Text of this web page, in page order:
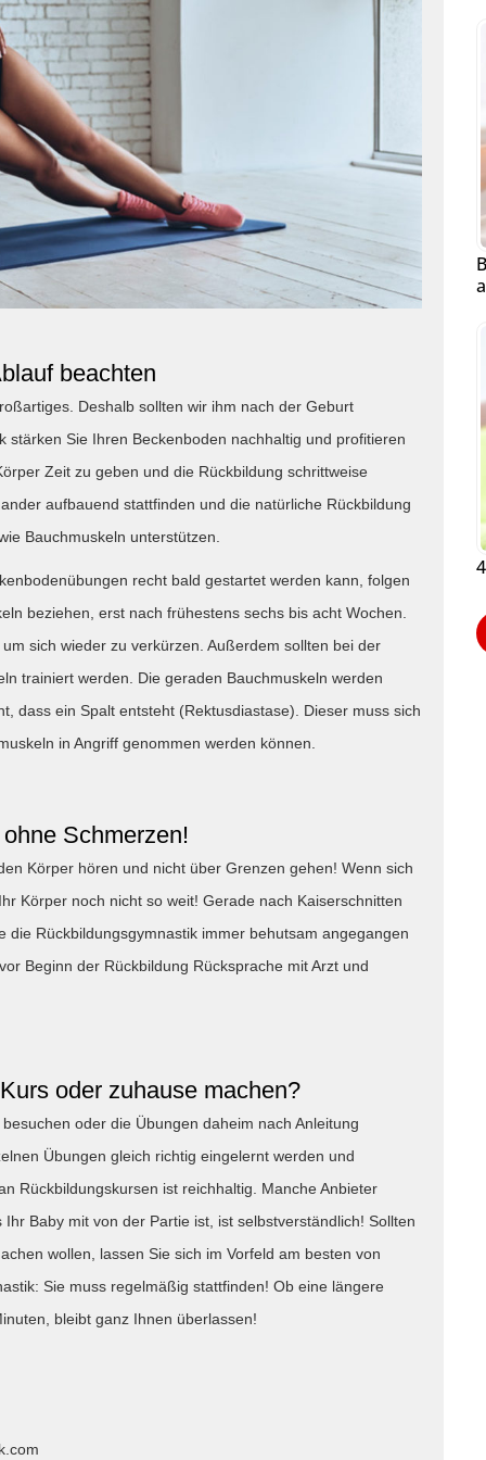
beachten
Deshalb sollten wir ihm nach der Geburt
Sie Ihren Beckenboden nachhaltig und profitieren
Zeit zu geben und die Rückbildung schrittweise
aufbauend stattfinden und die natürliche Rückbildung
Bauchmuskeln unterstützen.
recht bald gestartet werden kann, folgen
beziehen, erst nach frühestens sechs bis acht Wochen.
sich wieder zu verkürzen. Außerdem sollten bei der
trainiert werden. Die geraden Bauchmuskeln werden
dass ein Spalt entsteht (Rektusdiastase). Dieser muss sich
in Angriff genommen werden können.
Schmerzen!
Körper hören und nicht über Grenzen gehen! Wenn sich
Körper noch nicht so weit! Gerade nach Kaiserschnitten
Rückbildungsgymnastik immer behutsam angegangen
Beginn der Rückbildung Rücksprache mit Arzt und
oder zuhause machen?
oder die Übungen daheim nach Anleitung
Übungen gleich richtig eingelernt werden und
Rückbildungskursen ist reichhaltig. Manche Anbieter
Baby mit von der Partie ist, ist selbstverständlich! Sollten
wollen, lassen Sie sich im Vorfeld am besten von
Sie muss regelmäßig stattfinden! Ob eine längere
bleibt ganz Ihnen überlassen!